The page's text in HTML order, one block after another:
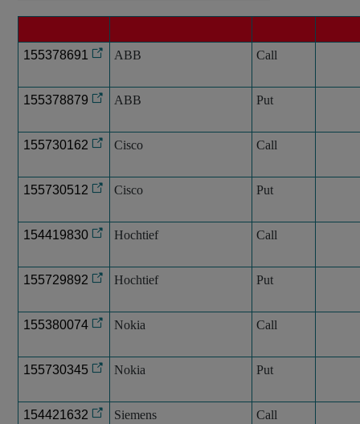
155378691 ABB Call
155378879 ABB Put
155730162 Cisco Call
155730512 Cisco Put
154419830 Hochtief Call
155729892 Hochtief Put
155380074 Nokia Call
155730345 Nokia Put
154421632 Siemens Call